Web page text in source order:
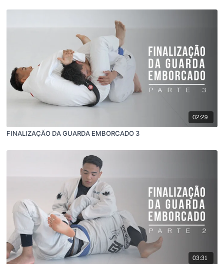
02:29
FINALIZAÇÃO DA GUARDA EMBORCADO 3
03:31